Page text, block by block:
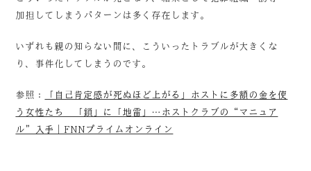
加担してしまうパターンは多く存在します。
いずれも親の知らない間に、こういったトラブルが大きくな
り、事件化してしまうのです。
参照：
「自己肯定感が死ぬほど上がる」ホストに多額の金を使
う女性たち 「鎖」に「地雷」…ホストクラブの“マニュア
ル”入手｜FNNプライムオンライン